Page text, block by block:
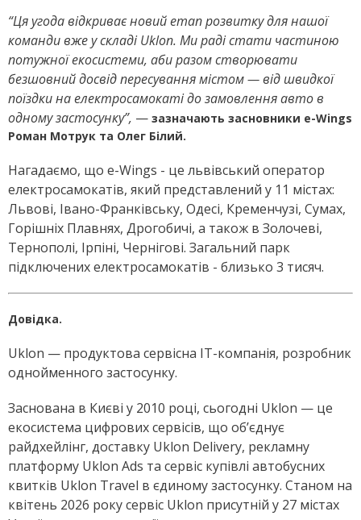
“Ця угода відкриває новий етап розвитку для нашої
команди вже у складі Uklon. Ми раді стати частиною
потужної екосистеми, аби разом створювати
безшовний досвід пересування містом — від швидкої
поїздки на електросамокаті до замовлення авто в
одному застосунку”, — зазначають засновники e-Wings
Роман Мотрук та Олег Білий.
Нагадаємо, що e-Wings - це львівський оператор
електросамокатів, який представлений у 11 містах:
Львові, Івано-Франківську, Одесі, Кременчузі, Сумах,
Горішніх Плавнях, Дрогобичі, а також в Золочеві,
Тернополі, Ірпіні, Чернігові. Загальний парк
підключених електросамокатів - близько 3 тисяч.
Довідка.
Uklon — продуктова сервісна IT-компанія, розробник
однойменного застосунку.
Заснована в Києві у 2010 році, сьогодні Uklon — це
екосистема цифрових сервісів, що об’єднує
райдхейлінг, доставку Uklon Delivery, рекламну
платформу Uklon Ads та сервіс купівлі автобусних
квитків Uklon Travel в єдиному застосунку. Станом на
квітень 2026 року сервіс Uklon присутній у 27 містах